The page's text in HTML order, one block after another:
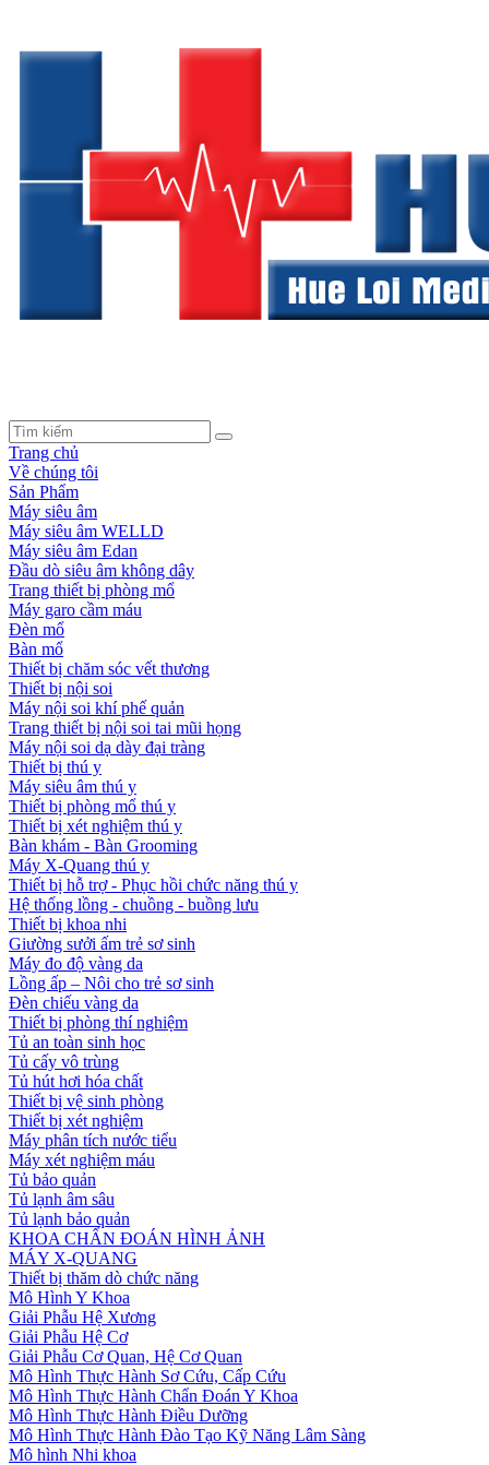
Trang chủ
Về chúng tôi
Sản Phẩm
Máy siêu âm
Máy siêu âm WELLD
Máy siêu âm Edan
Đầu dò siêu âm không dây
Trang thiết bị phòng mổ
Máy garo cầm máu
Đèn mổ
Bàn mổ
Thiết bị chăm sóc vết thương
Thiết bị nội soi
Máy nội soi khí phế quản
Trang thiết bị nội soi tai mũi họng
Máy nội soi dạ dày đại tràng
Thiết bị thú y
Máy siêu âm thú y
Thiết bị phòng mổ thú y
Thiết bị xét nghiệm thú y
Bàn khám - Bàn Grooming
Máy X-Quang thú y
Thiết bị hỗ trợ - Phục hồi chức năng thú y
Hệ thống lồng - chuồng - buồng lưu
Thiết bị khoa nhi
Giường sưởi ấm trẻ sơ sinh
Máy đo độ vàng da
Lồng ấp – Nôi cho trẻ sơ sinh
Đèn chiếu vàng da
Thiết bị phòng thí nghiệm
Tủ an toàn sinh học
Tủ cấy vô trùng
Tủ hút hơi hóa chất
Thiết bị vệ sinh phòng
Thiết bị xét nghiệm
Máy phân tích nước tiểu
Máy xét nghiệm máu
Tủ bảo quản
Tủ lạnh âm sâu
Tủ lạnh bảo quản
KHOA CHẨN ĐOÁN HÌNH ẢNH
MÁY X-QUANG
Thiết bị thăm dò chức năng
Mô Hình Y Khoa
Giải Phẫu Hệ Xương
Giải Phẫu Hệ Cơ
Giải Phẫu Cơ Quan, Hệ Cơ Quan
Mô Hình Thực Hành Sơ Cứu, Cấp Cứu
Mô Hình Thực Hành Chẩn Đoán Y Khoa
Mô Hình Thực Hành Điều Dưỡng
Mô Hình Thực Hành Đào Tạo Kỹ Năng Lâm Sàng
Mô hình Nhi khoa